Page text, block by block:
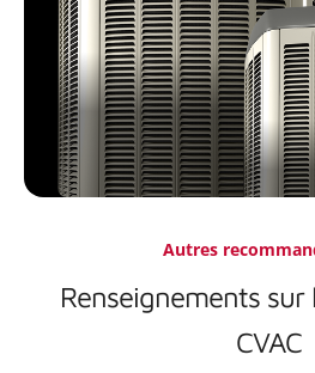
Autres
Renseignements sur
CVAC